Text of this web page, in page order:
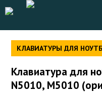
КЛАВИАТУРЫ ДЛЯ
Клавиатура для
N5010, M5010